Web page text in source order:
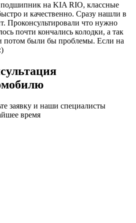
на KIA RIO, классные
и качественно. Сразу нашли в
Проконсультировали что нужно
почти кончались колодки, а так
потом были бы проблемы. Если на
заявку и наши специалисты
время